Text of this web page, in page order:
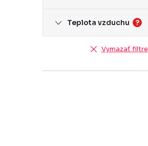
Teplota vzduchu ?
Vymazať filtre